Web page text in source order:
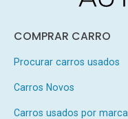
COMPRAR CARRO
Procurar carros usados
Carros Novos
Carros usados por marca